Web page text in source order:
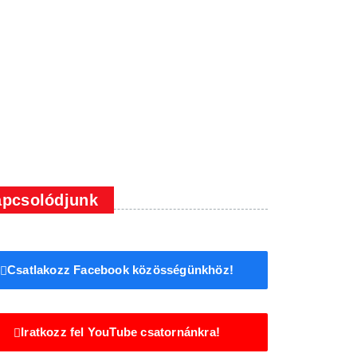
Csatlakozz Facebook közösségünkhöz!
Iratkozz fel YouTube csatornánkra!